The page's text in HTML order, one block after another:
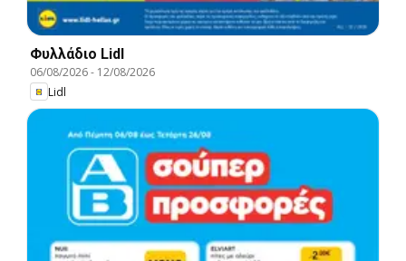
Φυλλάδιο Lidl
06/08/2026- 12/08/2026
Lidl